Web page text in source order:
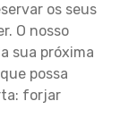
os seus
O nosso
sua próxima
possa
forjar